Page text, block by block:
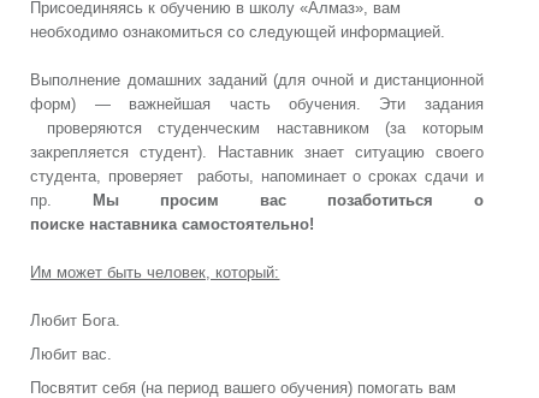
Присоединяясь к обучению в школу «Алмаз», вам
необходимо ознакомиться со следующей информацией.
Выполнение домашних заданий (для очной и дистанционной
форм) — важнейшая часть обучения. Эти задания
проверяются студенческим наставником (за которым
закрепляется студент). Наставник знает ситуацию своего
студента, проверяет работы, напоминает о сроках сдачи и
пр.
Мы просим вас позаботиться о
поиске наставника самостоятельно!
Им может быть человек, который:
Любит Бога.
Любит вас.
Посвятит себя (на период вашего обучения) помогать вам